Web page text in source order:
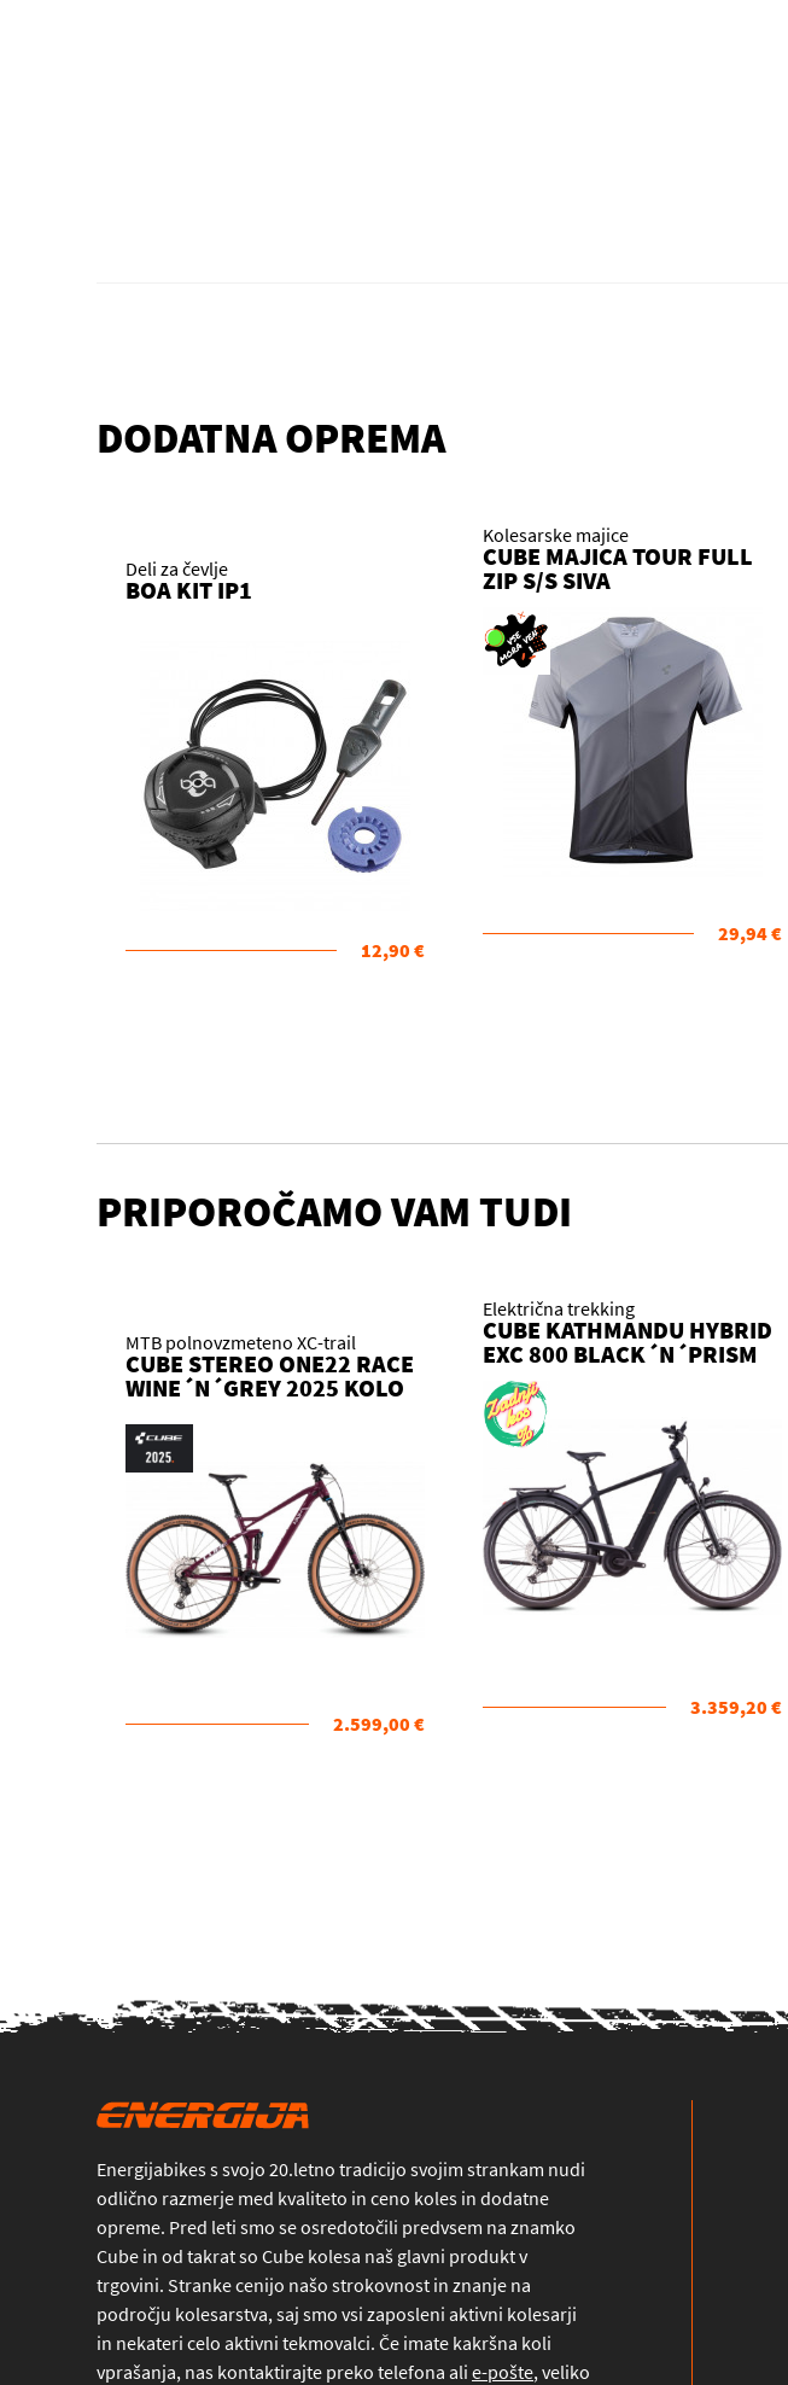
DODATNA OPREMA
Deli za čevlje
BOA KIT IP1
12,90 €
Kolesarske majice
CUBE MAJICA TOUR FULL
ZIP S/S SIVA
29,94 €
PRIPOROČAMO VAM TUDI
MTB polnovzmeteno XC-trail
CUBE STEREO ONE22 RACE
WINE´N´GREY 2025 KOLO
2.599,00 €
Električna trekking
CUBE KATHMANDU HYBRID
EXC 800 BLACK´N´PRISM
2025 KOLO
3.359,20 €
Energijabikes s svojo 20.letno tradicijo svojim strankam nudi
odlično razmerje med kvaliteto in ceno koles in dodatne
opreme. Pred leti smo se osredotočili predvsem na znamko
Cube in od takrat so Cube kolesa naš glavni produkt v
trgovini. Stranke cenijo našo strokovnost in znanje na
področju kolesarstva, saj smo vsi zaposleni aktivni kolesarji
in nekateri celo aktivni tekmovalci. Če imate kakršna koli
vprašanja, nas kontaktirajte preko telefona ali e-pošte, veliko